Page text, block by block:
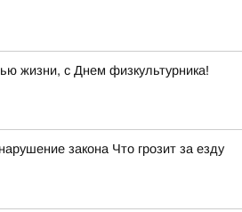
жизни, с Днем физкультурника!
закона Что грозит за езду